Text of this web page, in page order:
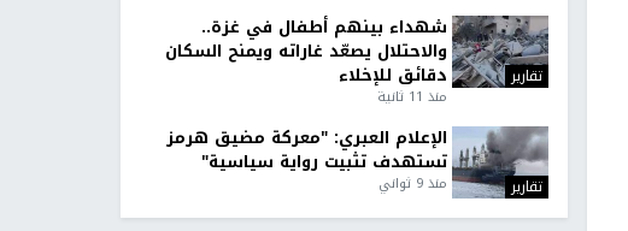
تقارير
شهداء بينهم أطفال في غزة..
والاحتلال يصعّد غاراته ويمنح السكان
دقائق للإخلاء
منذ 11 ثانية
تقارير
الإعلام العبري: "معركة مضيق هرمز
تستهدف تثبيت رواية سياسية"
منذ 9 ثواني